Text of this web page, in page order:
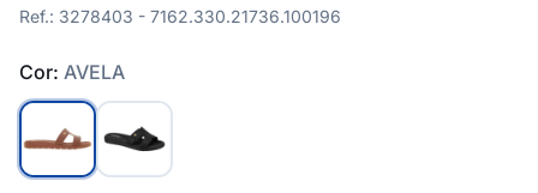
Ref.: 3278403 - 7162.330.21736.100196
Cor: AVELA